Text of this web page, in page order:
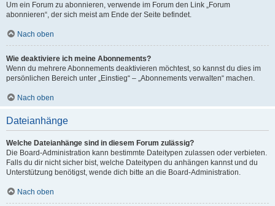
Um ein Forum zu abonnieren, verwende im Forum den Link „Forum
abonnieren“, der sich meist am Ende der Seite befindet.
Nach oben
Wie deaktiviere ich meine Abonnements?
Wenn du mehrere Abonnements deaktivieren möchtest, so kannst du dies im
persönlichen Bereich unter „Einstieg“ – „Abonnements verwalten“ machen.
Nach oben
Dateianhänge
Welche Dateianhänge sind in diesem Forum zulässig?
Die Board-Administration kann bestimmte Dateitypen zulassen oder verbieten.
Falls du dir nicht sicher bist, welche Dateitypen du anhängen kannst und du
Unterstützung benötigst, wende dich bitte an die Board-Administration.
Nach oben